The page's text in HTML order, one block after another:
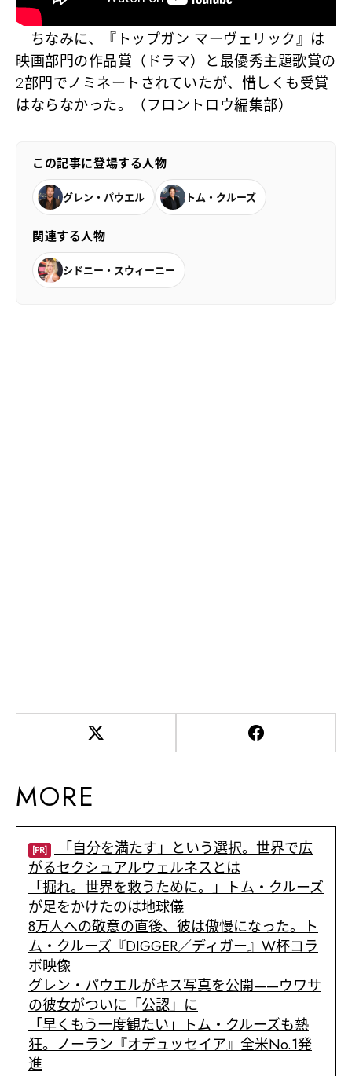
ちなみに、『トップガン マーヴェリック』は
映画部門の作品賞（ドラマ）と最優秀主題歌賞の
2部門でノミネートされていたが、惜しくも受賞
はならなかった。（フロントロウ編集部）
この記事に登場する人物
グレン・パウエル トム・クルーズ
関連する人物
シドニー・スウィーニー
MORE
[PR] 「自分を満たす」という選択。世界で広
がるセクシュアルウェルネスとは
「掘れ。世界を救うために。」トム・クルーズ
が足をかけたのは地球儀
8万人への敬意の直後、彼は傲慢になった。ト
ム・クルーズ『DIGGER／ディガー』W杯コラ
ボ映像
グレン・パウエルがキス写真を公開——ウワサ
の彼女がついに「公認」に
「早くもう一度観たい」トム・クルーズも熱
狂。ノーラン『オデュッセイア』全米No.1発
進